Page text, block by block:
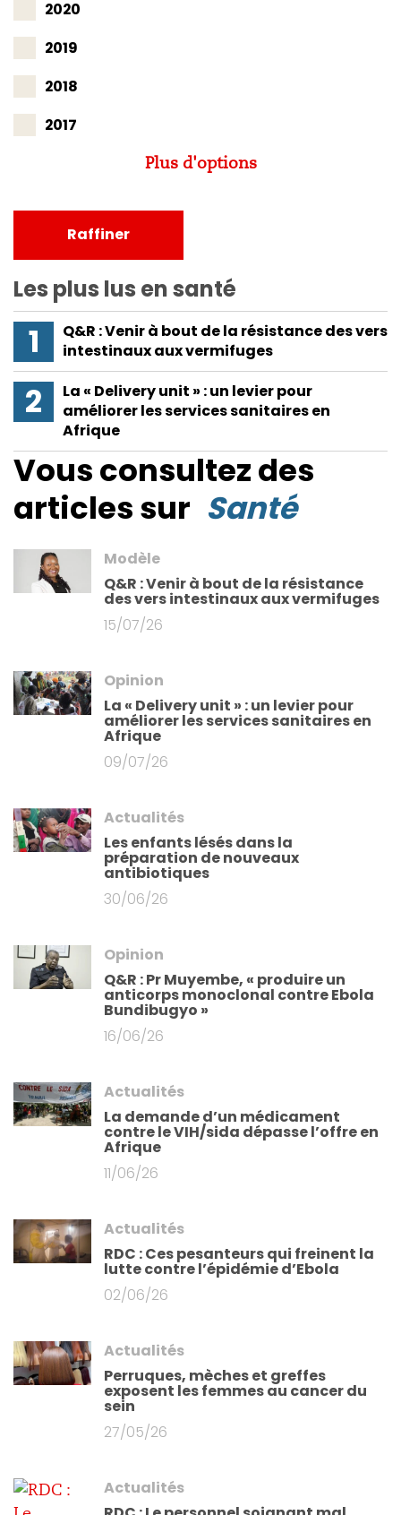
Vous consultez des
articles sur Santé
Modèle
Q&R : Venir à bout de la résistance
des vers intestinaux aux vermifuges
15/07/26
Opinion
La « Delivery unit » : un levier pour
améliorer les services sanitaires en
Afrique
09/07/26
Actualités
Les enfants lésés dans la
préparation de nouveaux
antibiotiques
30/06/26
Opinion
Q&R : Pr Muyembe, « produire un
anticorps monoclonal contre Ebola
Bundibugyo »
16/06/26
Actualités
La demande d’un médicament
contre le VIH/sida dépasse l’offre en
Afrique
11/06/26
Actualités
RDC : Ces pesanteurs qui freinent la
lutte contre l’épidémie d’Ebola
02/06/26
Actualités
Perruques, mèches et greffes
exposent les femmes au cancer du
sein
27/05/26
Actualités
2020
2019
2018
2017
Plus d'options
Raffiner
Les plus lus ensanté
Q&R : Venir à bout de la résistance des vers
intestinaux aux vermifuges
La « Delivery unit » : un levier pour
améliorer les services sanitaires en
Afrique